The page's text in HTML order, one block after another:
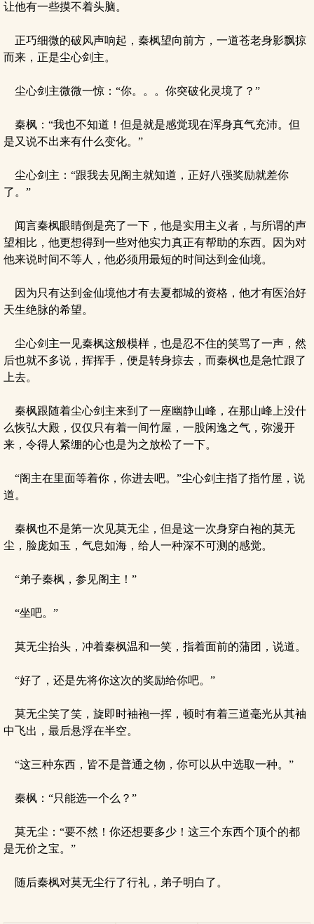
让他有一些摸不着头脑。
正巧细微的破风声响起，秦枫望向前方，一道苍老身影飘掠
而来，正是尘心剑主。
尘心剑主微微一惊：“你。。。你突破化灵境了？”
秦枫：“我也不知道！但是就是感觉现在浑身真气充沛。但
是又说不出来有什么变化。”
尘心剑主：“跟我去见阁主就知道，正好八强奖励就差你
了。”
闻言秦枫眼睛倒是亮了一下，他是实用主义者，与所谓的声
望相比，他更想得到一些对他实力真正有帮助的东西。因为对
他来说时间不等人，他必须用最短的时间达到金仙境。
因为只有达到金仙境他才有去夏都城的资格，他才有医治好
天生绝脉的希望。
尘心剑主一见秦枫这般模样，也是忍不住的笑骂了一声，然
后也就不多说，挥挥手，便是转身掠去，而秦枫也是急忙跟了
上去。
秦枫跟随着尘心剑主来到了一座幽静山峰，在那山峰上没什
么恢弘大殿，仅仅只有着一间竹屋，一股闲逸之气，弥漫开
来，令得人紧绷的心也是为之放松了一下。
“阁主在里面等着你，你进去吧。”尘心剑主指了指竹屋，说
道。
秦枫也不是第一次见莫无尘，但是这一次身穿白袍的莫无
尘，脸庞如玉，气息如海，给人一种深不可测的感觉。
“弟子秦枫，参见阁主！”
“坐吧。”
莫无尘抬头，冲着秦枫温和一笑，指着面前的蒲团，说道。
“好了，还是先将你这次的奖励给你吧。”
莫无尘笑了笑，旋即时袖袍一挥，顿时有着三道毫光从其袖
中飞出，最后悬浮在半空。
“这三种东西，皆不是普通之物，你可以从中选取一种。”
秦枫：“只能选一个么？”
莫无尘：“要不然！你还想要多少！这三个东西个顶个的都
是无价之宝。”
随后秦枫对莫无尘行了行礼，弟子明白了。